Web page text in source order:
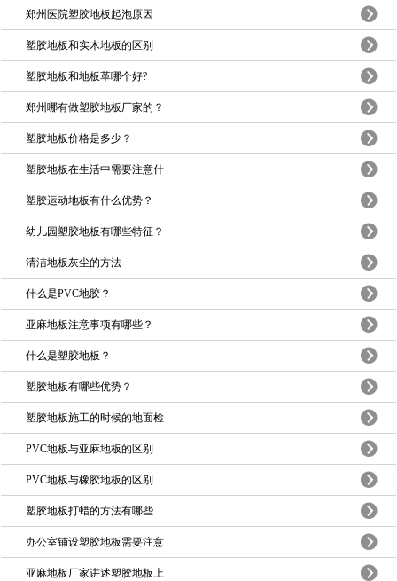
郑州医院塑胶地板起泡原因
塑胶地板和实木地板的区别
塑胶地板和地板革哪个好?
郑州哪有做塑胶地板厂家的？
塑胶地板价格是多少？
塑胶地板在生活中需要注意什
塑胶运动地板有什么优势？
幼儿园塑胶地板有哪些特征？
清洁地板灰尘的方法
什么是PVC地胶？
亚麻地板注意事项有哪些？
什么是塑胶地板？
塑胶地板有哪些优势？
塑胶地板施工的时候的地面检
PVC地板与亚麻地板的区别
PVC地板与橡胶地板的区别
塑胶地板打蜡的方法有哪些
办公室铺设塑胶地板需要注意
亚麻地板厂家讲述塑胶地板上